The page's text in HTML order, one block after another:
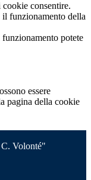
cookie consentire.
il funzionamento della
potete
essere
pagina della cookie
Volonté"